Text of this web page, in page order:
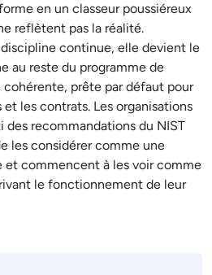
en un classeur poussiéreux
reflètent pas la réalité.
continue, elle devient le
au reste du programme de
prête par défaut pour
et les contrats. Les organisations
recommandations du NIST
les considérer comme une
commencent à les voir comme
le fonctionnement de leur